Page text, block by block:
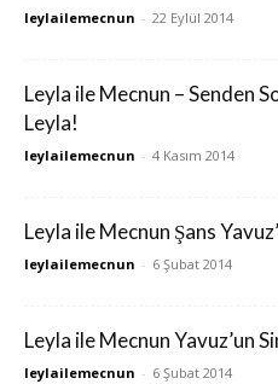
leylailemecnun - 22 Eylül 2014
Leyla ile Mecnun – Senden
Leyla!
leylailemecnun - 4 Kasım 2014
Leyla ile Mecnun Şans
leylailemecnun - 6 Şubat 2014
Leyla ile Mecnun Yavuz’un
leylailemecnun - 6 Şubat 2014